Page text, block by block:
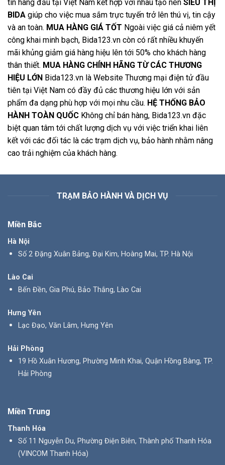
tín hàng đầu tại Việt Nam kết hợp với nhau tạo nên SIÊU THỊ
BIDA giúp cho việc mua sắm trực tuyến trở lên thú vị, tin cậy
và an toàn. MUA HÀNG GIÁ TỐT Ngoài việc giá cả niêm yết
công khai minh bạch, Bida123.vn còn có rất nhiều khuyến
mãi khủng giảm giá hàng hiệu lên tới 50% cho khách hàng
thân thiết. MUA HÀNG CHÍNH HÃNG TỪ CÁC THƯƠNG
HIỆU LỚN Bida123.vn là Website Thương mại điện tử đầu
tiên tại Việt Nam có đầy đủ các thương hiệu lớn với sản
phẩm đa dạng phù hợp với mọi nhu cầu. HỆ THỐNG BẢO
HÀNH TOÀN QUỐC Không chỉ bán hàng, Bida123.vn đặc
biệt quan tâm tới chất lượng dịch vụ với việc triển khai liên
kết với các đối tác là các trạm dịch vụ, bảo hành nhằm nâng
cao trải nghiệm của khách hàng.
TRẠM BẢO HÀNH VÀ DỊCH VỤ
Miền Bắc
Hà Nội
Số 2 Đặng Xuân Bảng, Đại Kim, Hoàng Mai, TP. Hà Nội
Lào Cai
Bến Đền, Gia Phú, Bảo Thắng, Lào Cai
Hưng Yên
Lạc Đạo, Văn Lâm, Hưng Yên
Hải Phòng
19 Hồ Xuân Hương, Phường Minh Khai, Quận Hồng Bàng, TP.
Hải Phòng
Miền Trung
Thanh Hóa
Số 11 Nguyễn Du, Phường Điện Biên, Thành phố Thanh Hóa
(VINCOM Thanh Hóa)